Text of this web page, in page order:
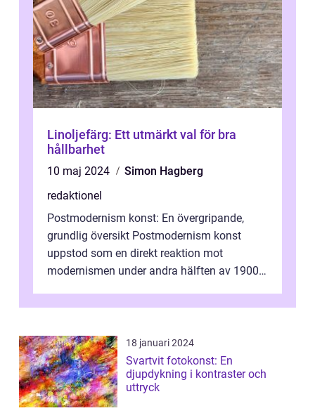
Linoljefärg: Ett utmärkt val för bra
hållbarhet
10 maj 2024
Simon Hagberg
redaktionel
Postmodernism konst: En övergripande,
grundlig översikt Postmodernism konst
uppstod som en direkt reaktion mot
modernismen under andra hälften av 1900-
...
18 januari 2024
Svartvit fotokonst: En
djupdykning i kontraster och
uttryck